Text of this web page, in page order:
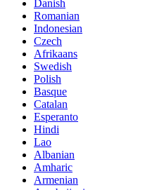
Danish
Romanian
Indonesian
Czech
Afrikaans
Swedish
Polish
Basque
Catalan
Esperanto
Hindi
Lao
Albanian
Amharic
Armenian